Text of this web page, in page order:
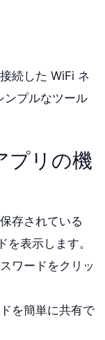
続した WiFi ネ
ンプルなツール
プリの機
存されている
表示します。
ワードをクリッ
を簡単に共有で